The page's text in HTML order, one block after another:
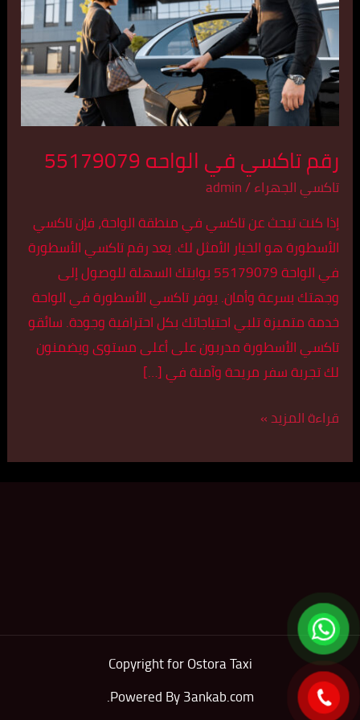
رقم تاكسي في الواحه 55179079
تاكسي الجهراء/
admin
إذا كنت تبحث عن تاكسي في منطقة الواحة، فإن تاكسي
الأسطورة هو الخيار الأمثل لك. يعد رقم تاكسي الأسطورة
في الواحة 55179079 بوابتك السهلة للوصول إلى
وجهتك بسرعة وأمان. يوفر تاكسي الأسطورة في الواحة
خدمة متميزة تلبي احتياجاتك بكل احترافية وجودة. سائقو
تاكسي الأسطورة مدربون على أعلى مستوى ويضمنون
لك تجربة سفر مريحة وآمنة في […]
55179079
قراءة المزيد »
Copyright for Ostora Taxi
Powered By3ankab.com
.